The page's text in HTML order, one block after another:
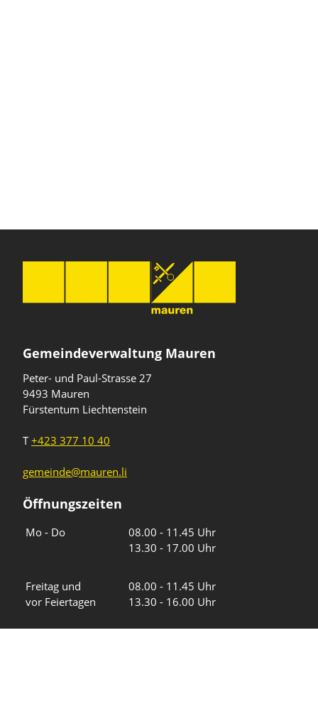
Gemeindeverwaltung Mauren
Peter- und Paul-Strasse 27
9493 Mauren
Fürstentum Liechtenstein
T+423 377 10 40
gemeinde@mauren.li
Öffnungszeiten
Mo - Do
08.00 - 11.45 Uhr
13.30 - 17.00 Uhr
Freitag und
vor Feiertagen
08.00 - 11.45 Uhr
13.30 - 16.00 Uhr